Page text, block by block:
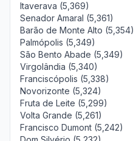
Itaverava (5,369)
Senador Amaral (5,361)
Barão de Monte Alto (5,354)
Palmópolis (5,349)
São Bento Abade (5,349)
Virgolândia (5,340)
Franciscópolis (5,338)
Novorizonte (5,324)
Fruta de Leite (5,299)
Volta Grande (5,261)
Francisco Dumont (5,242)